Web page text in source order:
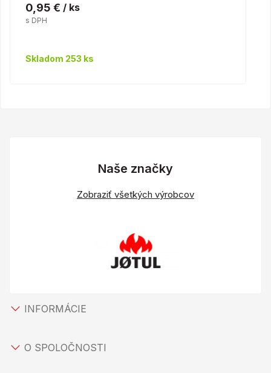
0,95 € / ks
s DPH
Skladom 253 ks
Naše značky
Zobraziť všetkých výrobcov
INFORMÁCIE
O SPOLOČNOSTI